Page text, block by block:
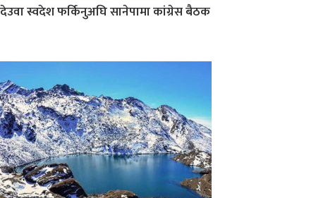
देउवा स्वदेश फर्किनुअघि सानेपामा कांग्रेस बैठक